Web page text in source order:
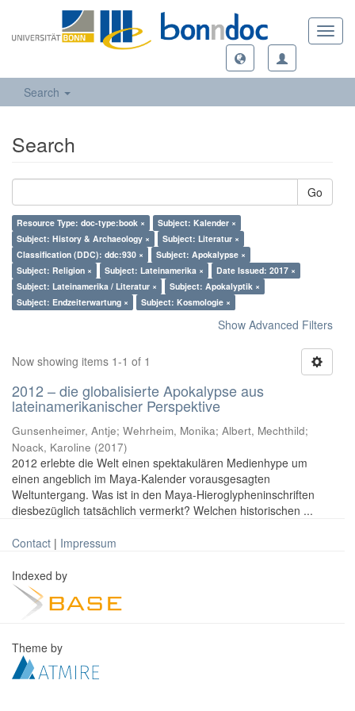
Search
Search
Go
Resource Type: doc-type:book ×
Subject: Kalender ×
Subject: History & Archaeology ×
Subject: Literatur ×
Classification (DDC): ddc:930 ×
Subject: Apokalypse ×
Subject: Religion ×
Subject: Lateinamerika ×
Date Issued: 2017 ×
Subject: Lateinamerika / Literatur ×
Subject: Apokalyptik ×
Subject: Endzeiterwartung ×
Subject: Kosmologie ×
Show Advanced Filters
Now showing items 1-1 of 1
2012 – die globalisierte Apokalypse aus
lateinamerikanischer Perspektive
Gunsenheimer, Antje; Wehrheim, Monika; Albert, Mechthild;
Noack, Karoline (2017)
2012 erlebte die Welt einen spektakulären Medienhype um
einen angeblich im Maya-Kalender vorausgesagten
Weltuntergang. Was ist in den Maya-Hieroglypheninschriften
diesbezüglich tatsächlich vermerkt? Welchen historischen ...
Contact | Impressum
Indexed by
Theme by